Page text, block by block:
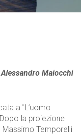
Alessandro Maiocchi
a "L’uomo
la proiezione
Temporelli